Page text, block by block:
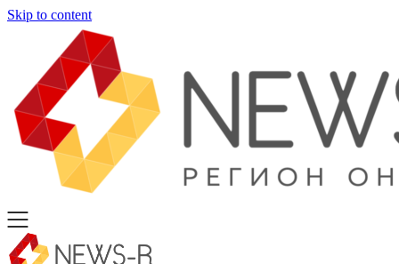
Skip to content